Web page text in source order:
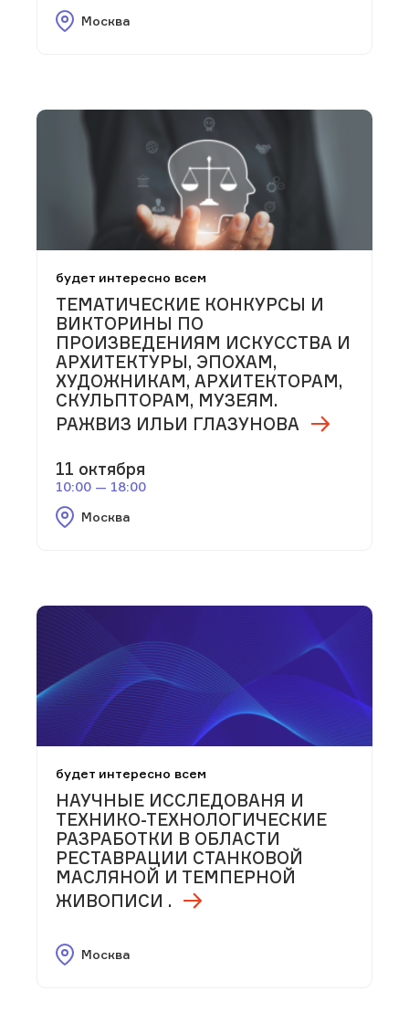
Москва
будет интересно всем
ТЕМАТИЧЕСКИЕ КОНКУРСЫ И
ВИКТОРИНЫ ПО
ПРОИЗВЕДЕНИЯМ ИСКУССТВА И
АРХИТЕКТУРЫ, ЭПОХАМ,
ХУДОЖНИКАМ, АРХИТЕКТОРАМ,
СКУЛЬПТОРАМ, МУЗЕЯМ.
РАЖВИЗ ИЛЬИ ГЛАЗУНОВА
11 октября
10:00 — 18:00
Москва
будет интересно всем
НАУЧНЫЕ ИССЛЕДОВАНЯ И
ТЕХНИКО-ТЕХНОЛОГИЧЕСКИЕ
РАЗРАБОТКИ В ОБЛАСТИ
РЕСТАВРАЦИИ СТАНКОВОЙ
МАСЛЯНОЙ И ТЕМПЕРНОЙ
ЖИВОПИСИ .
Москва